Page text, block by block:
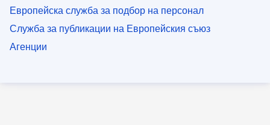
Европейска служба за подбор на персонал
Служба за публикации на Европейския съюз
Агенции